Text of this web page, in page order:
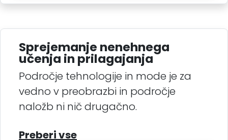
Sprejemanje nenehnega
učenja in prilagajanja
Področje tehnologije in mode je za
vedno v preobrazbi in področje
naložb ni nič drugačno.
Preberi vse